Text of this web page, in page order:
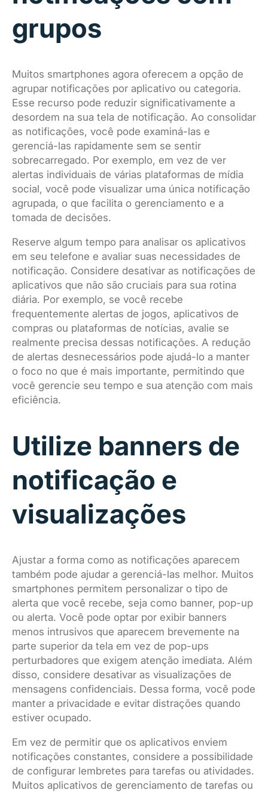
grupos
Muitos smartphones agora oferecem a opção de
agrupar notificações por aplicativo ou categoria.
Esse recurso pode reduzir significativamente a
desordem na sua tela de notificação. Ao consolidar
as notificações, você pode examiná-las e
gerenciá-las rapidamente sem se sentir
sobrecarregado. Por exemplo, em vez de ver
alertas individuais de várias plataformas de mídia
social, você pode visualizar uma única notificação
agrupada, o que facilita o gerenciamento e a
tomada de decisões.
Reserve algum tempo para analisar os aplicativos
em seu telefone e avaliar suas necessidades de
notificação. Considere desativar as notificações de
aplicativos que não são cruciais para sua rotina
diária. Por exemplo, se você recebe
frequentemente alertas de jogos, aplicativos de
compras ou plataformas de notícias, avalie se
realmente precisa dessas notificações. A redução
de alertas desnecessários pode ajudá-lo a manter
o foco no que é mais importante, permitindo que
você gerencie seu tempo e sua atenção com mais
eficiência.
Utilize banners de
notificação e
visualizações
Ajustar a forma como as notificações aparecem
também pode ajudar a gerenciá-las melhor. Muitos
smartphones permitem personalizar o tipo de
alerta que você recebe, seja como banner, pop-up
ou alerta. Você pode optar por exibir banners
menos intrusivos que aparecem brevemente na
parte superior da tela em vez de pop-ups
perturbadores que exigem atenção imediata. Além
disso, considere desativar as visualizações de
mensagens confidenciais. Dessa forma, você pode
manter a privacidade e evitar distrações quando
estiver ocupado.
Em vez de permitir que os aplicativos enviem
notificações constantes, considere a possibilidade
de configurar lembretes para tarefas ou atividades.
Muitos aplicativos de gerenciamento de tarefas ou